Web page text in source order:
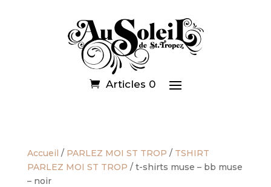
Articles 0
Accueil / PARLEZ MOI ST TROP / TSHIRT
PARLEZ MOI ST TROP / t-shirts muse – bb muse
– noir